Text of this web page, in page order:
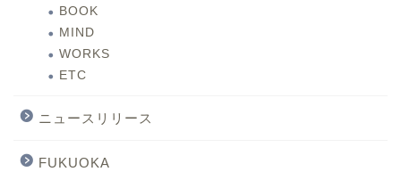
BOOK
MIND
WORKS
ETC
ニュースリリース
FUKUOKA